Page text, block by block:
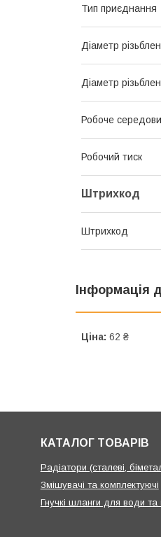
Тип приєднання
Діаметр
Діаметр
Робоче
Робочий тиск
Штрихкод
Штрихкод
Інформація
Ціна: 62 ₴
КАТАЛОГ ТОВАРІВ
Радіатори (сталеві,
Змішувачі та комплектуючі
Гнучкі шланги для води та